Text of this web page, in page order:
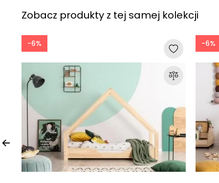
Zobacz produkty z tej samej kolekcji
-6% -6%